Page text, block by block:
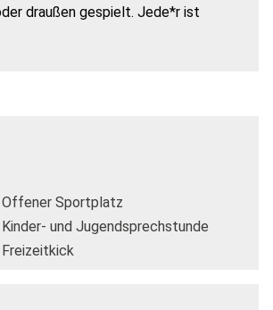
draußen gespielt. Jede*r ist
Offener Sportplatz
Kinder- und Jugendsprechstunde
Freizeitkick